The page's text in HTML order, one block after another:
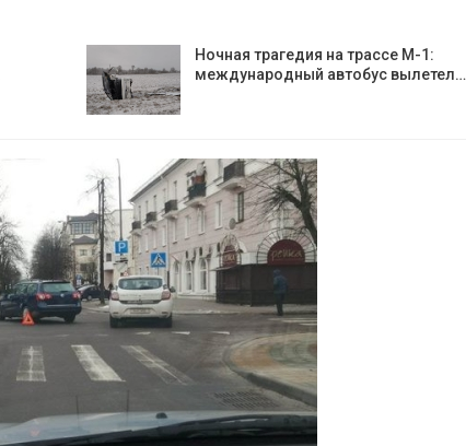
Ночная трагедия на трассе М-1:
международный автобус вылетел…